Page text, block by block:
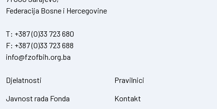
Federacija Bosne i Hercegovine
T: +387 (0)33 723 680
F: +387 (0)33 723 688
info@fzofbih.org.ba
Djelatnosti
Javnost rada Fonda
Pravilnici
Kontakt